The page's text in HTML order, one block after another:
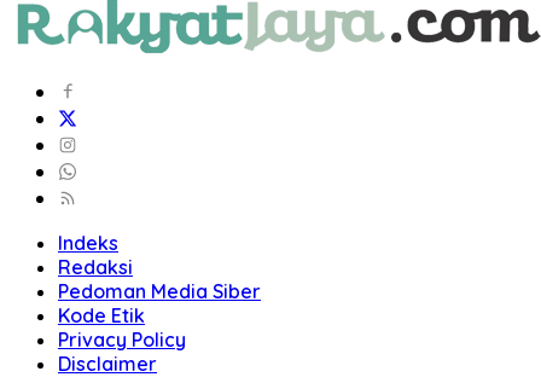
Indeks
Redaksi
Pedoman Media Siber
Kode Etik
Privacy Policy
Disclaimer